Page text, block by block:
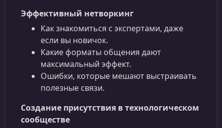
Эффективный нетворкинг
Как знакомиться с экспертами, даже
если вы новичок.
Какие форматы общения дают
максимальный эффект.
Ошибки, которые мешают выстраивать
полезные связи.
Создание присутствия в технологическом
сообществе